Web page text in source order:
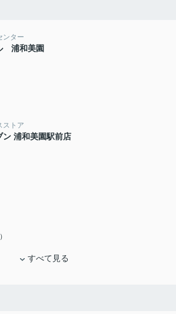
ンター
浦和美園
ストア
ン 浦和美園駅前店
すべて見る